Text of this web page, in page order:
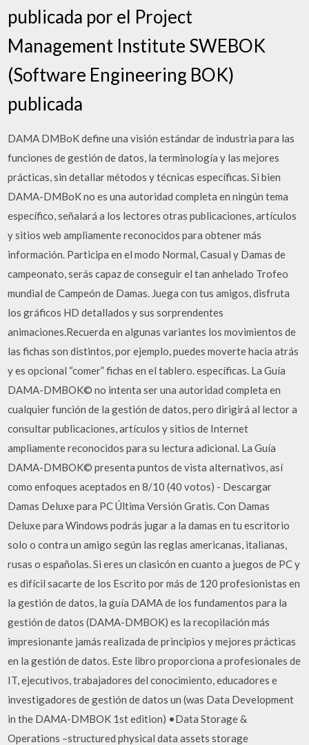
publicada por el Project
Management Institute SWEBOK
(Software Engineering BOK)
publicada
DAMA DMBoK define una visión estándar de industria para las
funciones de gestión de datos, la terminología y las mejores
prácticas, sin detallar métodos y técnicas específicas. Si bien
DAMA-DMBoK no es una autoridad completa en ningún tema
específico, señalará a los lectores otras publicaciones, artículos
y sitios web ampliamente reconocidos para obtener más
información. Participa en el modo Normal, Casual y Damas de
campeonato, serás capaz de conseguir el tan anhelado Trofeo
mundial de Campeón de Damas. Juega con tus amigos, disfruta
los gráficos HD detallados y sus sorprendentes
animaciones.Recuerda en algunas variantes los movimientos de
las fichas son distintos, por ejemplo, puedes moverte hacia atrás
y es opcional “comer” fichas en el tablero. específicas. La Guía
DAMA-DMBOK© no intenta ser una autoridad completa en
cualquier función de la gestión de datos, pero dirigirá al lector a
consultar publicaciones, artículos y sitios de Internet
ampliamente reconocidos para su lectura adicional. La Guía
DAMA-DMBOK© presenta puntos de vista alternativos, así
como enfoques aceptados en 8/10 (40 votos) - Descargar
Damas Deluxe para PC Última Versión Gratis. Con Damas
Deluxe para Windows podrás jugar a la damas en tu escritorio
solo o contra un amigo según las reglas americanas, italianas,
rusas o españolas. Si eres un clasicón en cuanto a juegos de PC y
es difícil sacarte de los Escrito por más de 120 profesionistas en
la gestión de datos, la guía DAMA de los fundamentos para la
gestión de datos (DAMA-DMBOK) es la recopilación más
impresionante jamás realizada de principios y mejores prácticas
en la gestión de datos. Este libro proporciona a profesionales de
IT, ejecutivos, trabajadores del conocimiento, educadores e
investigadores de gestión de datos un (was Data Development
in the DAMA-DMBOK 1st edition) •Data Storage &
Operations –structured physical data assets storage